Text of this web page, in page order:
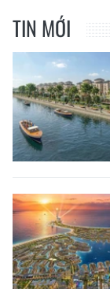
TIN MỚI